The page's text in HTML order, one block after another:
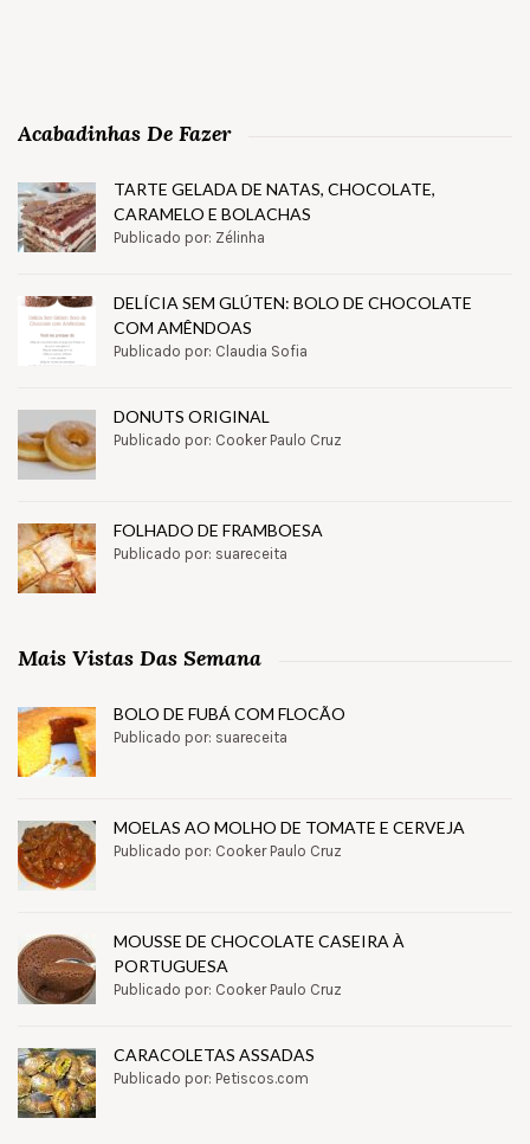
Acabadinhas De Fazer
TARTE GELADA DE NATAS, CHOCOLATE,
CARAMELO E BOLACHAS
Publicado por: Zélinha
DELÍCIA SEM GLÚTEN: BOLO DE CHOCOLATE
COM AMÊNDOAS
Publicado por: Claudia Sofia
DONUTS ORIGINAL
Publicado por: Cooker Paulo Cruz
FOLHADO DE FRAMBOESA
Publicado por: suareceita
Mais Vistas Das Semana
BOLO DE FUBÁ COM FLOCÃO
Publicado por: suareceita
MOELAS AO MOLHO DE TOMATE E CERVEJA
Publicado por: Cooker Paulo Cruz
MOUSSE DE CHOCOLATE CASEIRA À
PORTUGUESA
Publicado por: Cooker Paulo Cruz
CARACOLETAS ASSADAS
Publicado por: Petiscos.com